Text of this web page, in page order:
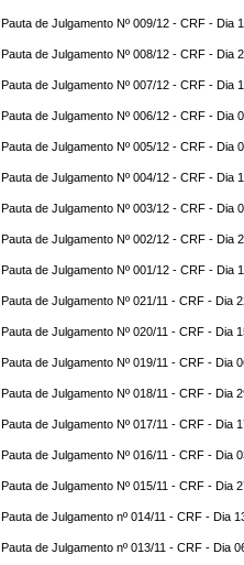
Pauta de Julgamento Nº 009/12 - CRF - Dia
Pauta de Julgamento Nº 008/12 - CRF - Dia
Pauta de Julgamento Nº 007/12 - CRF - Dia
Pauta de Julgamento Nº 006/12 - CRF - Dia
Pauta de Julgamento Nº 005/12 - CRF - Dia
Pauta de Julgamento Nº 004/12 - CRF - Dia
Pauta de Julgamento Nº 003/12 - CRF - Dia
Pauta de Julgamento Nº 002/12 - CRF - Dia
Pauta de Julgamento Nº 001/12 - CRF - Dia
Pauta de Julgamento Nº 021/11 - CRF - Dia
Pauta de Julgamento Nº 020/11 - CRF - Dia
Pauta de Julgamento Nº 019/11 - CRF - Dia
Pauta de Julgamento Nº 018/11 - CRF - Dia
Pauta de Julgamento Nº 017/11 - CRF - Dia
Pauta de Julgamento Nº 016/11 - CRF - Dia
Pauta de Julgamento Nº 015/11 - CRF - Dia
Pauta de Julgamento nº 014/11 - CRF - Dia
Pauta de Julgamento nº 013/11 - CRF - Dia